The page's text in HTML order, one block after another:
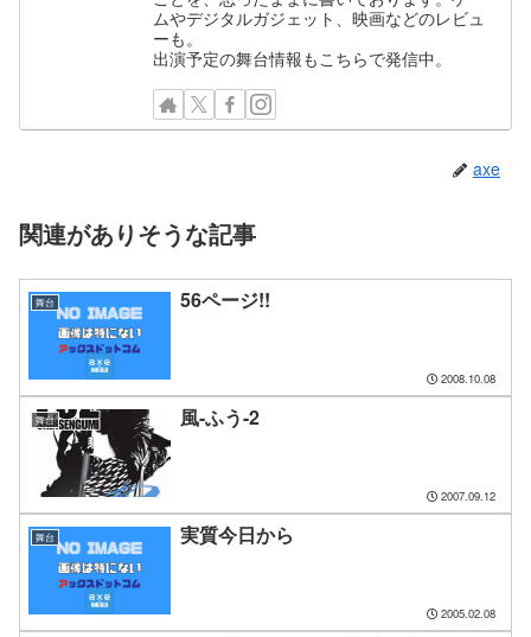
ムやデジタルガジェット、映画などのレビュ
ーも。
出演予定の舞台情報もこちらで発信中。
axe
関連がありそうな記事
舞台 56ページ!!
2008.10.08
舞台 風-ふう-2
2007.09.12
舞台 実質今日から
2005.02.08